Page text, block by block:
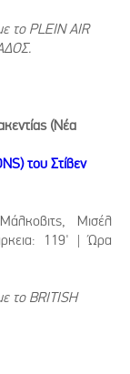
το PLEIN AIR
(Nέα
του Στίβεν
Μισέλ
119' | Ώρα
το BRITISH